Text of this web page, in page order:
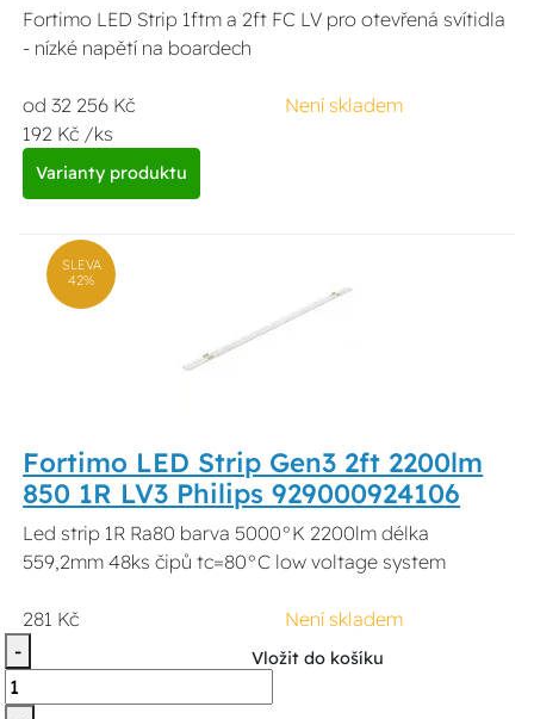
Fortimo LED Strip 1ftm a 2ft FC LV pro otevřená svítidla
- nízké napětí na boardech
od 32 256 Kč
192 Kč /ks
Není skladem
Varianty produktu
SLEVA
42%
Fortimo LED Strip Gen3 2ft 2200lm
850 1R LV3 Philips 929000924106
Led strip 1R Ra80 barva 5000°K 2200lm délka
559,2mm 48ks čipů tc=80°C low voltage system
281 Kč
Není skladem
-
Vložit do košíku